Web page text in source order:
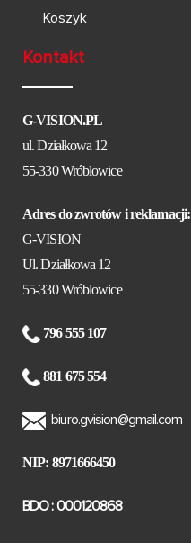
Koszyk
Kontakt
G-VISION.PL
ul. Działkowa 12
55-330 Wróblowice
Adres do zwrotów i reklamacji:
G-VISION
Ul. Działkowa 12
55-330 Wróblowice
796 555 107
881 675 554
biuro.gvision@gmail.com
NIP: 8971666450
BDO : 000120868